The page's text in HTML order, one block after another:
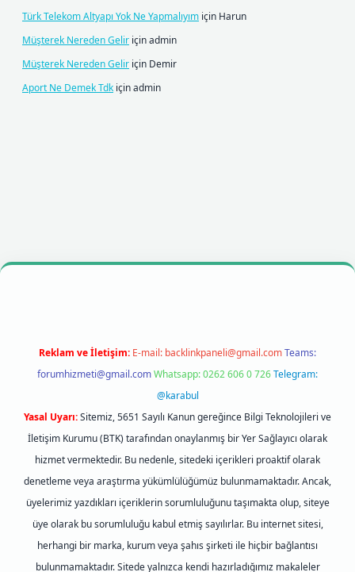
Türk Telekom Altyapı Yok Ne Yapmalıyım için Harun
Müşterek Nereden Gelir içinadmin
Müşterek Nereden Gelir için Demir
Aport Ne Demek Tdk içinadmin
mobil girişbetexpergiris.casinobetexper giriş
Reklam ve İletişim: E-mail: backlinkpaneli@gmail.comTeams:
forumhizmeti@gmail.comWhatsapp: 0262 606 0 726Telegram:
@karabul
Yasal Uyarı:Sitemiz, 5651 Sayılı Kanun gereğince Bilgi Teknolojileri ve
İletişim Kurumu (BTK) tarafından onaylanmış bir Yer Sağlayıcı olarak
hizmet vermektedir. Bu nedenle, sitedeki içerikleri proaktif olarak
denetleme veya araştırma yükümlülüğümüz bulunmamaktadır. Ancak,
üyelerimiz yazdıkları içeriklerin sorumluluğunu taşımakta olup, siteye
üye olarak bu sorumluluğu kabul etmiş sayılırlar. Bu internet sitesi,
herhangi bir marka, kurum veya şahıs şirketi ile hiçbir bağlantısı
bulunmamaktadır. Sitede yalnızca kendi hazırladığımız makaleler